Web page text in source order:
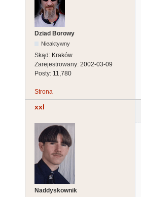
Dziad Borowy
Nieaktywny
Skąd: Kraków
Zarejestrowany: 2002-03-09
Posty: 11,780
Strona
xxl
Naddyskownik